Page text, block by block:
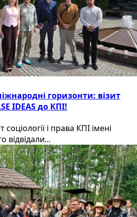
горизонти: візит
IDEAS до КПІ!
і права КПІ імені
відвідали...